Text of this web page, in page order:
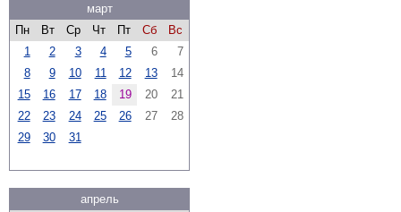
март
Пн
Вт Ср Чт Пт Сб
Вс
1
2 3 4 5 6
7
8
9 10 11 12 13
14
15
16 17 18 19 20
21
22
23 24 25 26 27
28
29
30 31
апрель